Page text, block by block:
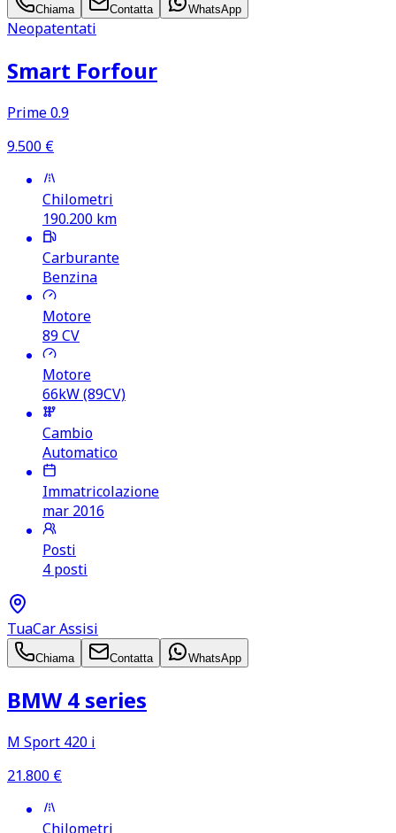
Chiama Contatta WhatsApp
Neopatentati
Smart Forfour
Prime 0.9
9.500 €
Chilometri
190.200 km
Carburante
Benzina
Motore
89CV
Motore
66kW (89CV)
Cambio
Automatico
Immatricolazione
mar 2016
Posti
4 posti
TuaCar Assisi
Chiama Contatta WhatsApp
BMW 4 series
M Sport 420 i
21.800 €
Chilometri